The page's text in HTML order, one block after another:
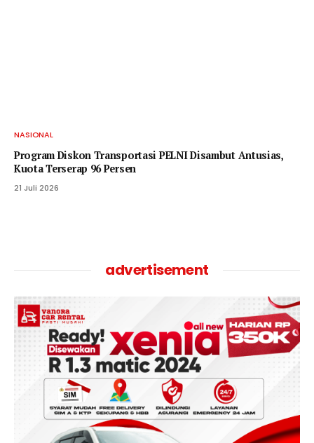
NASIONAL
Program Diskon Transportasi PELNI Disambut Antusias,
Kuota Terserap 96 Persen
21 Juli 2026
advertisement